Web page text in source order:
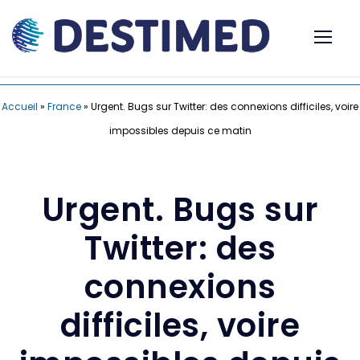
Accueil » France» Urgent. Bugs sur Twitter: des connexions difficiles, voire
impossibles depuis ce matin
Urgent. Bugs sur
Twitter: des
connexions
difficiles, voire